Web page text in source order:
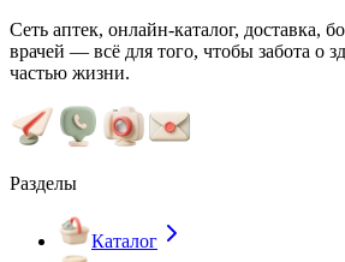
Сеть аптек, онлайн-каталог, доставка,
врачей — всё для того, чтобы забота о
частью жизни.
Разделы
Каталог